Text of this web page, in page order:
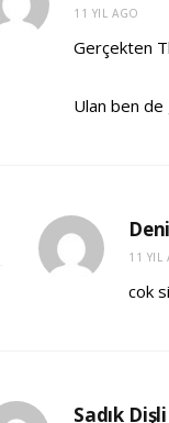
11 YIL AGO
Gerçekten
Ulan ben de
11 YIL
cok
Sadık Dişli